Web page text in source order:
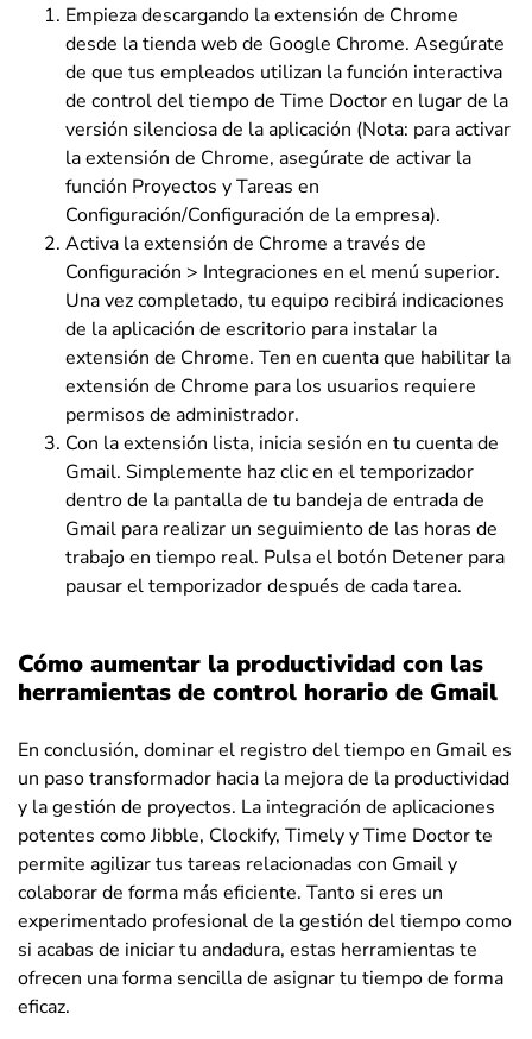
Empieza descargando la extensión de Chrome
desde la tienda web de Google Chrome. Asegúrate
de que tus empleados utilizan la función interactiva
de control del tiempo de Time Doctor en lugar de la
versión silenciosa de la aplicación (Nota: para activar
la extensión de Chrome, asegúrate de activar la
función Proyectos y Tareas en
Configuración/Configuración de la empresa).
Activa la extensión de Chrome a través de
Configuración > Integraciones en el menú superior.
Una vez completado, tu equipo recibirá indicaciones
de la aplicación de escritorio para instalar la
extensión de Chrome. Ten en cuenta que habilitar la
extensión de Chrome para los usuarios requiere
permisos de administrador.
Con la extensión lista, inicia sesión en tu cuenta de
Gmail. Simplemente haz clic en el temporizador
dentro de la pantalla de tu bandeja de entrada de
Gmail para realizar un seguimiento de las horas de
trabajo en tiempo real. Pulsa el botón Detener para
pausar el temporizador después de cada tarea.
Cómo aumentar la productividad con las
herramientas de control horario de Gmail
En conclusión, dominar el registro del tiempo en Gmail es
un paso transformador hacia la mejora de la productividad
y la gestión de proyectos. La integración de aplicaciones
potentes como Jibble, Clockify, Timely y Time Doctor te
permite agilizar tus tareas relacionadas con Gmail y
colaborar de forma más eficiente. Tanto si eres un
experimentado profesional de la gestión del tiempo como
si acabas de iniciar tu andadura, estas herramientas te
ofrecen una forma sencilla de asignar tu tiempo de forma
eficaz.